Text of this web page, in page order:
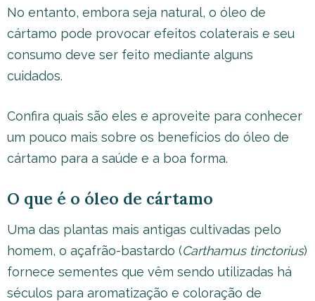
No entanto, embora seja natural, o óleo de
cártamo pode provocar efeitos colaterais e seu
consumo deve ser feito mediante alguns
cuidados.
Confira quais são eles e aproveite para conhecer
um pouco mais sobre os benefícios do óleo de
cártamo para a saúde e a boa forma.
O que é o óleo de cártamo
Uma das plantas mais antigas cultivadas pelo
homem, o açafrão-bastardo (Carthamus tinctorius)
fornece sementes que vêm sendo utilizadas há
séculos para aromatização e coloração de